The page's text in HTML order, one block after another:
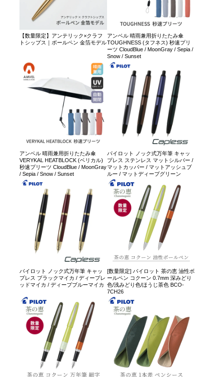
【数量限定】アンテリック×クラフ
トシップス｜ボールペン 金箔モデル
アンベル 晴雨兼用折りたたみ傘
TOUGHNESS (タフネス) 秒速プリ
ーツ CloudBlue / MoonGray / Sepia /
Snow / Sunset
アンベル 晴雨兼用折りたたみ傘
VERYKAL HEATBLOCK (ベリカル)
秒速プリーツ CloudBlue / MoonGray
/ Sepia / Snow / Sunset
パイロット ノック式万年筆 キャッ
プレス ステンレス マットシルバー /
マットカッパー / マットアッシュブ
ルー / マットディープグリーン
パイロット ノック式万年筆 キャッ
プレス ブラックマイカ / ディープレ
ッドマイカ / ディープブルーマイカ
[数量限定] パイロット 茶の恵 油性ボ
ールペン コクーン 0.7mm 深みどり
色/浅みどり色/ほうじ茶色 BCO-
7CH26